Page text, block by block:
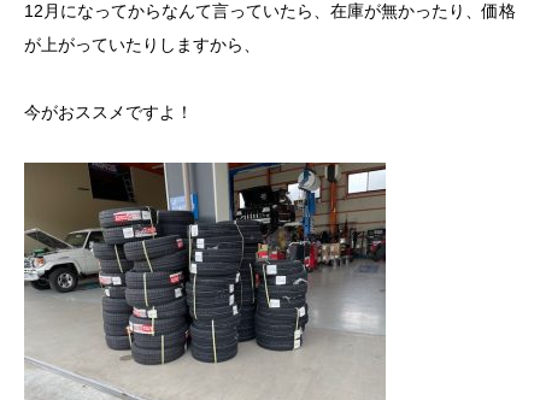
12月になってからなんて言っていたら、在庫が無かったり、価格
が上がっていたりしますから、
今がおススメですよ！